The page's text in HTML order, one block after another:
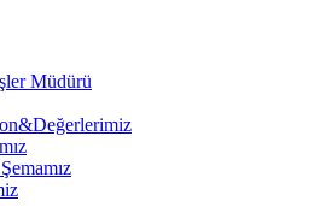
Müdürü